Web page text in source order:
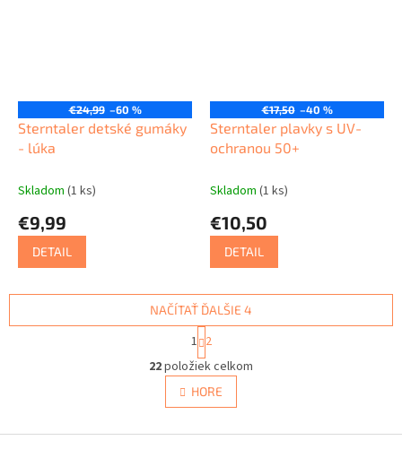
€24,99 –60 %
Sterntaler detské gumáky
- lúka
Skladom (1 ks)
€9,99
DETAIL
€17,50 –40 %
Sterntaler plavky s UV-
ochranou 50+
Skladom (1 ks)
€10,50
DETAIL
O
v
l
á
NAČÍTAŤ ĎALŠIE 4
S
t
r
á
n
k
v
1 2
22položiek celkom
HORE